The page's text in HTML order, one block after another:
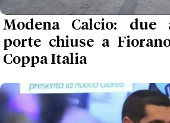
Modena Calcio: due
porte chiuse a
Coppa Italia